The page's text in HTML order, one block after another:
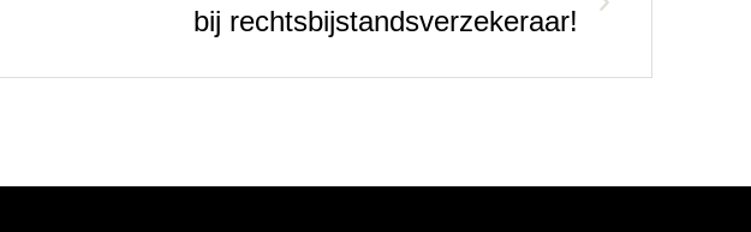
bij rechtsbijstandsverzekeraar!